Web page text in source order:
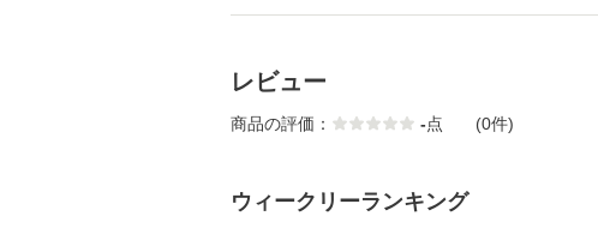
レビュー
商品の評価： -点 (0件)
ウィークリーランキング